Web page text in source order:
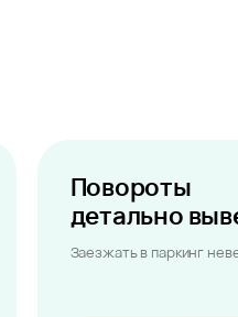
Повороты
детально
Заезжать в паркинг